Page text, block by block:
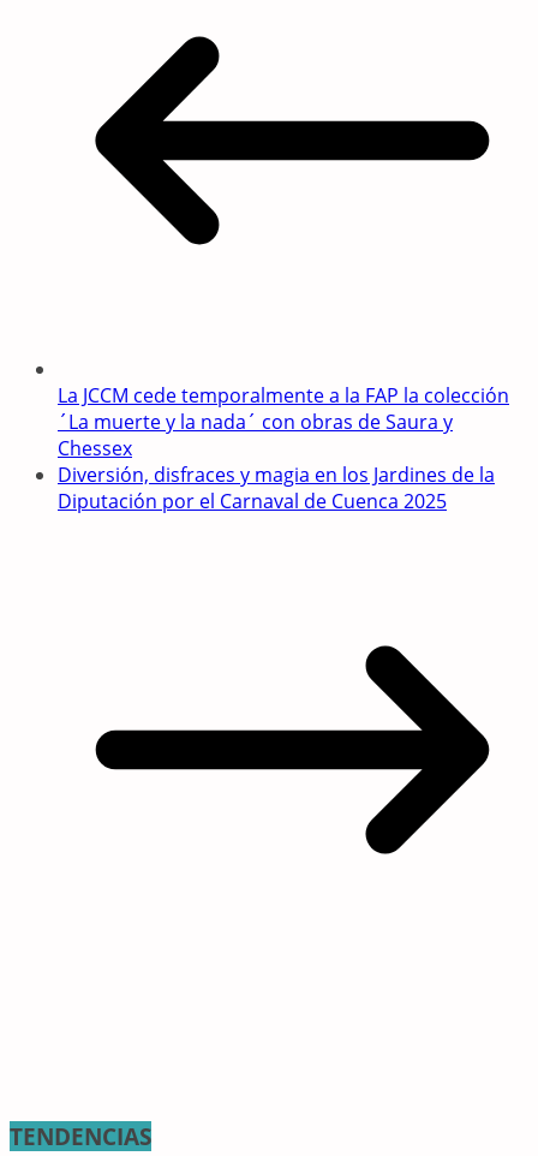
La JCCM cede temporalmente a la FAP la colección
´La muerte y la nada´ con obras de Saura y
Chessex
Diversión, disfraces y magia en los Jardines de la
Diputación por el Carnaval de Cuenca 2025
TENDENCIAS